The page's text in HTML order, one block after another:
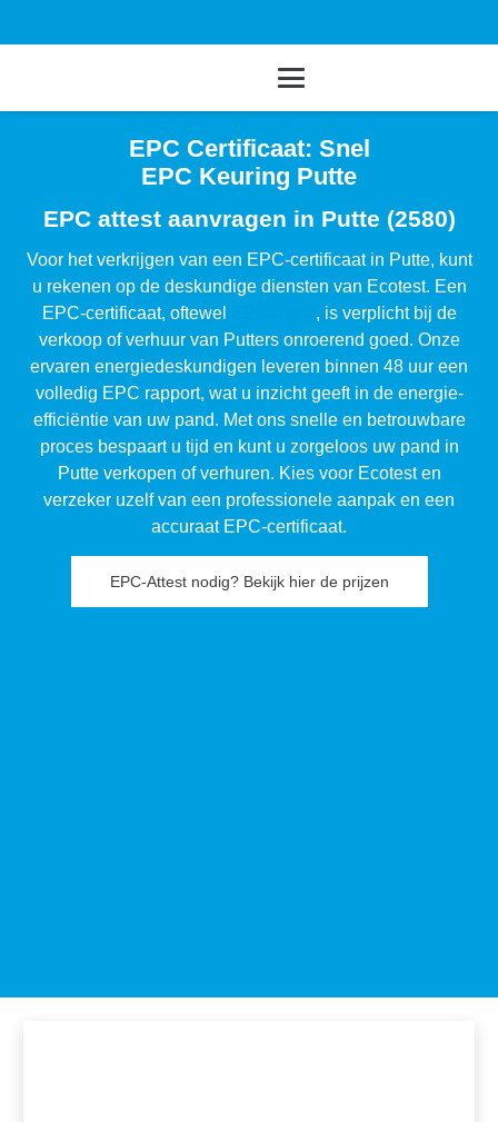
EPC Certificaat: Snel
EPC Keuring Putte
EPC attest aanvragen in Putte (2580)
Voor het verkrijgen van een EPC-certificaat in Putte, kunt
u rekenen op de deskundige diensten van Ecotest. Een
EPC-certificaat, oftewel
, is verplicht bij de
verkoop of verhuur van Putters onroerend goed. Onze
ervaren energiedeskundigen leveren binnen 48 uur een
volledig EPC rapport, wat u inzicht geeft in de energie-
efficiëntie van uw pand. Met ons snelle en betrouwbare
proces bespaart u tijd en kunt u zorgeloos uw pand in
Putte verkopen of verhuren. Kies voor Ecotest en
verzeker uzelf van een professionele aanpak en een
accuraat EPC-certificaat.
EPC-Attest nodig? Bekijk hier de prijzen